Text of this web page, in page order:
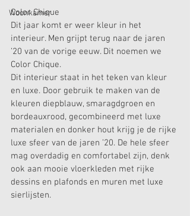
Woonkamer
Color Chique
Dit jaar komt er weer kleur in het
interieur. Men grijpt terug naar de jaren
’20 van de vorige eeuw. Dit noemen we
Color Chique.
Dit interieur staat in het teken van kleur
en luxe. Door gebruik te maken van de
kleuren diepblauw, smaragdgroen en
bordeauxrood, gecombineerd met luxe
materialen en donker hout krijg je de rijke
luxe sfeer van de jaren ’20. De hele sfeer
mag overdadig en comfortabel zijn, denk
ook aan mooie vloerkleden met rijke
dessins en plafonds en muren met luxe
sierlijsten.